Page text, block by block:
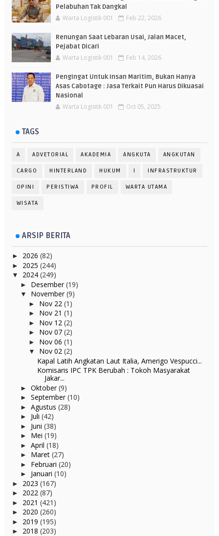
Pelabuhan Tak Dangkal
Warta Logistik 001 Feb 22, 2026
Renungan Saat Lebaran Usai, Jalan Macet,
Pejabat Dicari
Warta Logistik 001 Feb 14, 2026
Pengingat Untuk Insan Maritim, Bukan Hanya
Asas Cabotage : Jasa Terkait Pun Harus Dikuasai
Nasional
Warta Logistik 001 Oct 05, 2025
TAGS
A ADVETORIAL AKADEMIA ANGKUTA ANGKUTAN
CARGO HINTERLAND HUKUM I INFRASTRUKTUR
OPINI PERISTIWA PROFIL WARTA UTAMA
WISATA
ARSIP BERITA
► 2026 (82)
► 2025 (244)
▼ 2024 (249)
► Desember(19)
▼ November(9)
► Nov 22 (1)
► Nov 21 (1)
► Nov 12 (2)
► Nov 07 (2)
► Nov 06 (1)
▼ Nov 02 (2)
Kapal Latih Angkatan Laut Italia, Amerigo Vespucci...
Komisaris IPC TPK Berubah : Tokoh Masyarakat
Jakar...
► Oktober(9)
► September(10)
► Agustus (28)
► Juli (42)
► Juni (38)
► Mei (19)
► April (18)
► Maret (27)
► Februari (20)
► Januari (10)
► 2023 (167)
► 2022 (87)
► 2021 (421)
► 2020 (260)
► 2019 (195)
► 2018 (203)